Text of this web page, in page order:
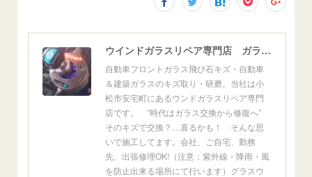
ウインドガラスリペア専門店 ガラスリペア・ヨシダ グラスウェルドジャパン 正規施工店 小松市
自動車フロントガラス飛び石キズ・自動車
＆建築ガラスのキズ取り・研磨。当社は小
松市安宅町にあるウンドガラスリペア専門
店です。 ”時代はガラス交換から修復へ”
そのキズで交換？…直るかも！ そんな思
いで施工してます。会社、ご自宅、勤務
先、出張修理OK!（注意：紫外線・降雨・風
を防止出来る場所にて行います）グラスウ